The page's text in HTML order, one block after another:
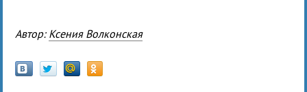
Автор: Ксения Волконская